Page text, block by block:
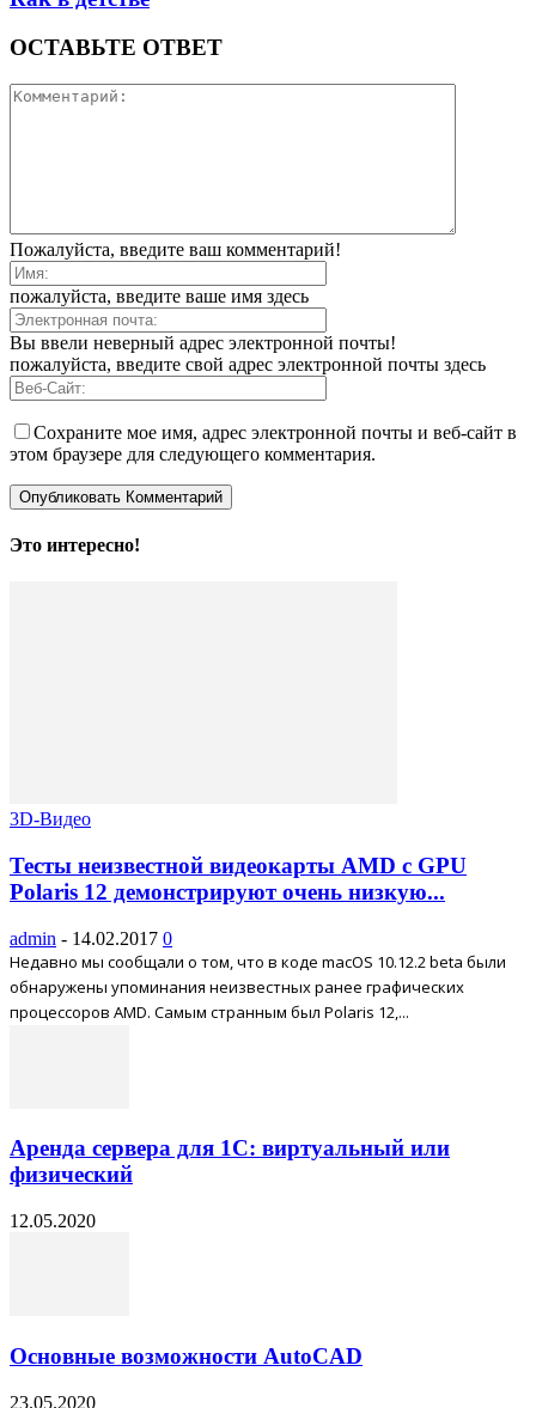
ОСТАВЬТЕ ОТВЕТ
Пожалуйста, введите ваш комментарий!
пожалуйста, введите ваше имя здесь
Вы ввели неверный адрес электронной почты!
пожалуйста, введите свой адрес электронной почты здесь
Сохраните мое имя, адрес электронной почты и веб-сайт в
этом браузере для следующего комментария.
Это интересно!
3D-Видео
Тесты неизвестной видеокарты AMD с GPU
Polaris 12 демонстрируют очень низкую...
admin - 14.02.2017 0
Недавно мы сообщали о том, что в коде macOS 10.12.2 beta были
обнаружены упоминания неизвестных ранее графических
процессоров AMD. Самым странным был Polaris 12,...
Аренда сервера для 1С: виртуальный или
физический
12.05.2020
Основные возможности AutoCAD
23.05.2020